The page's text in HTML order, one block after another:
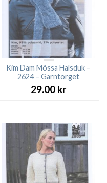
Kim Dam Mössa Halsduk –
2624 – Garntorget
29.00 kr